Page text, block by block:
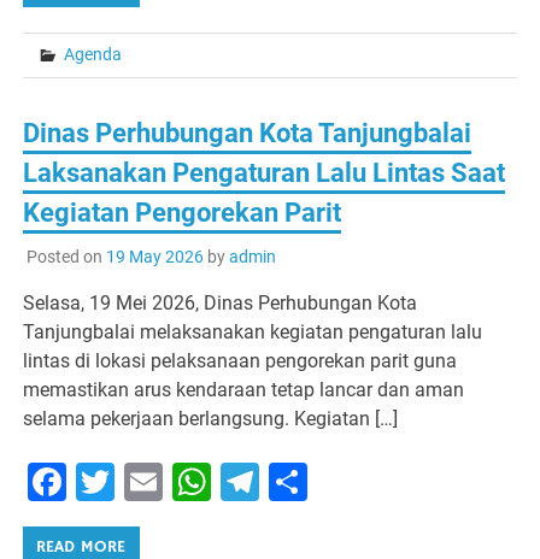
Agenda
Dinas Perhubungan Kota Tanjungbalai
Laksanakan Pengaturan Lalu Lintas Saat
Kegiatan Pengorekan Parit
Posted on 19 May 2026byadmin
Selasa, 19 Mei 2026, Dinas Perhubungan Kota
Tanjungbalai melaksanakan kegiatan pengaturan lalu
lintas di lokasi pelaksanaan pengorekan parit guna
memastikan arus kendaraan tetap lancar dan aman
selama pekerjaan berlangsung. Kegiatan […]
Facebook
Twitter
EmailWhatsApp
Telegram
READ MORE